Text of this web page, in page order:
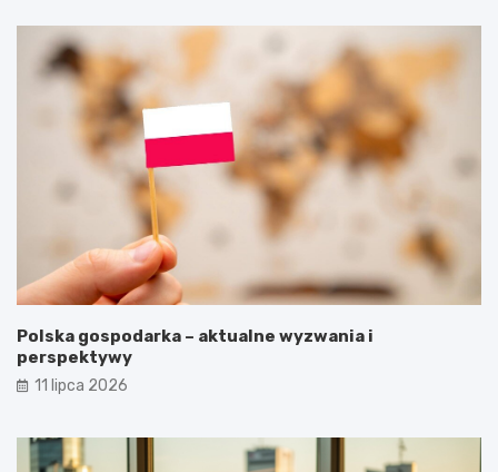
Polska gospodarka – aktualne wyzwania i
perspektywy
11 lipca 2026